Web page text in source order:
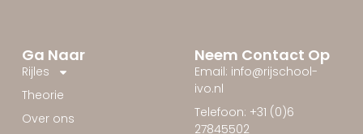
Ga Naar
Rijles
Theorie
Over ons
Neem Contact Op
Email: info@rijschool-
ivo.nl
Telefoon: +31 (0)6
27845502